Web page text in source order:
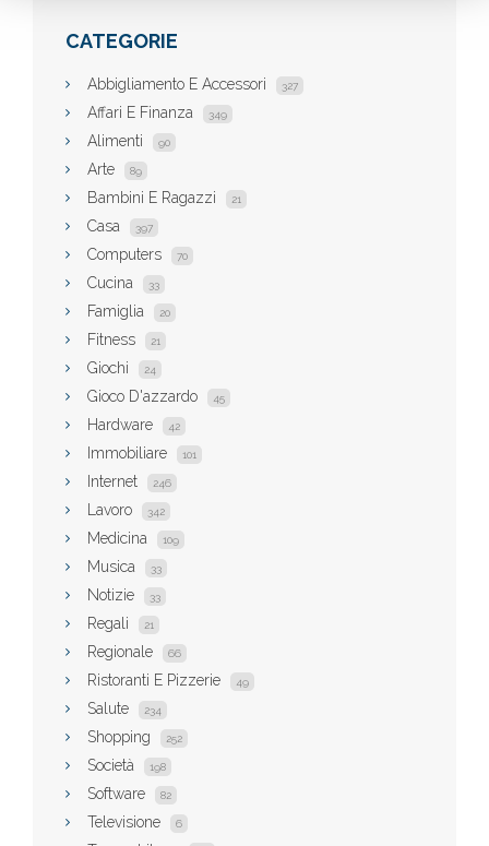
CATEGORIE
Abbigliamento E Accessori 327
Affari E Finanza 349
Alimenti 90
Arte 89
Bambini E Ragazzi 21
Casa 397
Computers 70
Cucina 33
Famiglia 20
Fitness 21
Giochi 24
Gioco D'azzardo 45
Hardware 42
Immobiliare 101
Internet 246
Lavoro 342
Medicina 109
Musica 33
Notizie 33
Regali 21
Regionale 66
Ristoranti E Pizzerie 49
Salute 234
Shopping 252
Società 198
Software 82
Televisione 6